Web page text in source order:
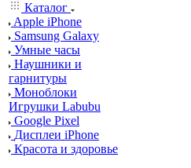
Каталог
Apple iPhone
Samsung Galaxy
Умные часы
Наушники и
гарнитуры
Моноблоки
Игрушки Labubu
Google Pixel
Дисплеи iPhone
Красота и здоровье